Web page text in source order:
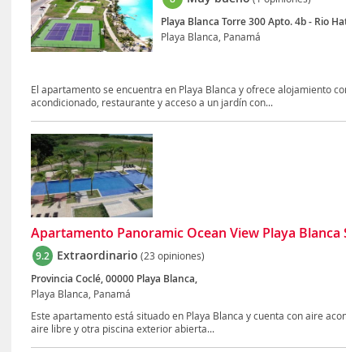
Playa Blanca Torre 300 Apto. 4b - Rio
Playa Blanca, Panamá
El apartamento se encuentra en Playa Blanca y ofrece alojamiento
acondicionado, restaurante y acceso a un jardín con...
Apartamento Panoramic Ocean View Playa Blanca
9.2 Extraordinario (23 opiniones)
Provincia Coclé, 00000 Playa Blanca,
Playa Blanca, Panamá
Este apartamento está situado en Playa Blanca y cuenta con aire
aire libre y otra piscina exterior abierta...